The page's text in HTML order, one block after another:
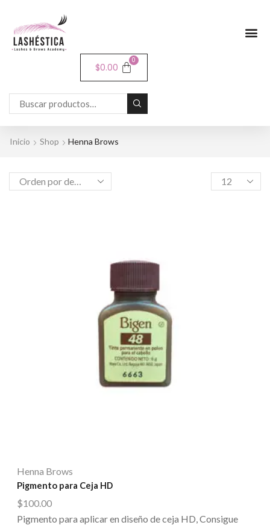
$0.00
0
Inicio Shop Henna Brows
Henna Brows
Pigmento para Ceja HD
$100.00
Pigmento para aplicar en diseño de ceja HD, Consigue